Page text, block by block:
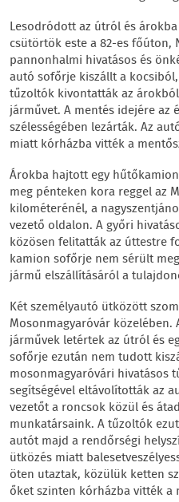
Lesodródott az útról és
csütörtök este a 82-es főúton,
pannonhalmi hivatásos és
autó sofőrje kiszállt a
tűzoltók kivontatták az
járművet. A mentés idejére az
szélességében lezárták. Az
miatt kórházba vitték a
Árokba hajtott egy
meg pénteken kora reggel az
kilométerénél, a
vezető oldalon. A győri
közösen felitatták az úttestre
kamion sofőrje nem sérült
jármű elszállításáról a
Két személyautó ütközött
Mosonmagyaróvár
járművek letértek az útról és
sofőrje ezután nem tudott
mosonmagyaróvári hivatásos
segítségével eltávolították az
vezetőt a roncsok közül és
munkatársaink. A tűzoltók
autót majd a rendőrségi
ütközés miatt
öten utaztak, közülük ketten
őket szinten kórházba vitték a